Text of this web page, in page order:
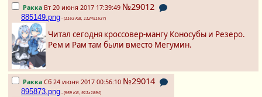
Ракка Вт 20 июня 2017 17:39:49 №29012
885149.png - (1163 KB, 1124x1537)
Читал сегодня кроссовер-мангу Коносубы и Резеро.
Рем и Рам там были вместо Мегумин.
Ракка Сб 24 июня 2017 00:56:10 №29014
895873.png - (559 KB, 911x1894)